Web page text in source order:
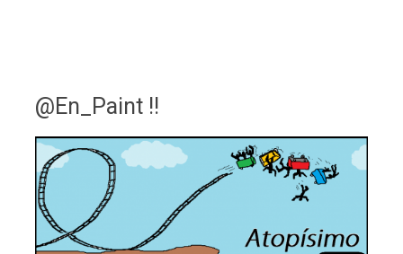
@En_Paint !!